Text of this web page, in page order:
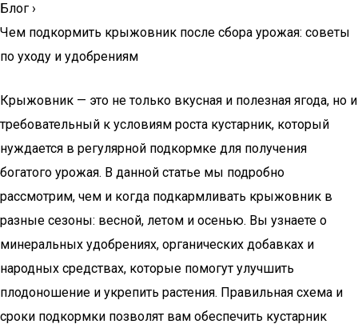
Блог ›
Чем подкормить крыжовник после сбора урожая: советы
по уходу и удобрениям
Крыжовник — это не только вкусная и полезная ягода, но и
требовательный к условиям роста кустарник, который
нуждается в регулярной подкормке для получения
богатого урожая. В данной статье мы подробно
рассмотрим, чем и когда подкармливать крыжовник в
разные сезоны: весной, летом и осенью. Вы узнаете о
минеральных удобрениях, органических добавках и
народных средствах, которые помогут улучшить
плодоношение и укрепить растения. Правильная схема и
сроки подкормки позволят вам обеспечить кустарник